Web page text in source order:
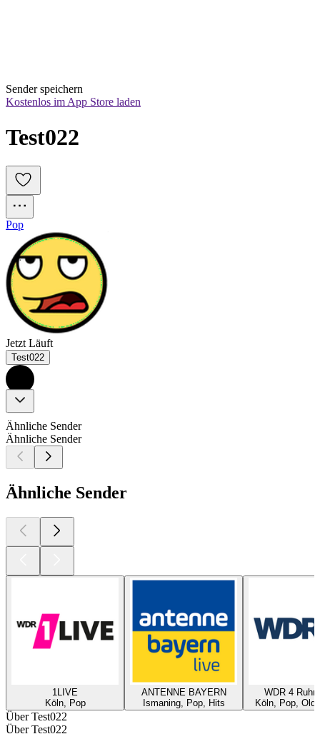
Sender speichern
Kostenlos im App Store laden
Test022
Pop
Jetzt Läuft
Test022
Ähnliche Sender
Ähnliche Sender
Ähnliche Sender
1LIVE
Köln, Pop
ANTENNE BAYERN
Ismaning, Pop, Hits
WDR 4
Köln, Pop,
Über Test022
Über Test022